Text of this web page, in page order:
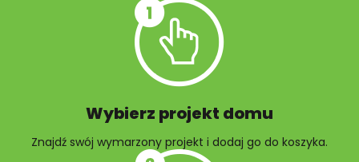
10 projektów małej
10 projektów rabat
Wybierz projekt domu
Znajdź swój wymarzony projekt i dodaj go do koszyka.